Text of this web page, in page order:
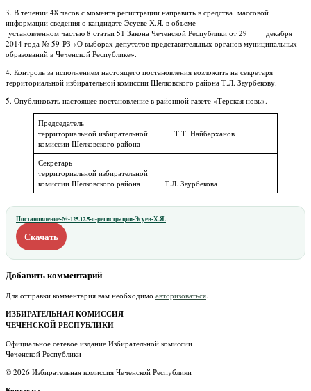
3. В течении 48 часов с момента регистрации направить в средства массовой
информации сведения о кандидате Эсуеве Х.Я. в объеме
установленном частью 8 статьи 51 Закона Чеченской Республики от 29 декабря
2014 года № 59-РЗ «О выборах депутатов представительных органов муниципальных
образований в Чеченской Республике».
4. Контроль за исполнением настоящего постановления возложить на секретаря
территориальной избирательной комиссии Шелковского района Т.Л. Заурбекову.
5. Опубликовать настоящее постановление в районной газете «Терская новь».
Председатель
территориальной избирательной
комиссии Шелковского района
Т.Т. Найбарханов
Секретарь
территориальной избирательной
комиссии Шелковского района
Т.Л. Заурбекова
Постановление-№-125.12.5-о-регистрации-Эсуев-Х.Я.
Скачать
Добавить комментарий
Для отправки комментария вам необходимо авторизоваться.
ИЗБИРАТЕЛЬНАЯ КОМИССИЯ
ЧЕЧЕНСКОЙ РЕСПУБЛИКИ
Официальное сетевое издание Избирательной комиссии
Чеченской Республики
© 2026 Избирательная комиссия Чеченской Республики